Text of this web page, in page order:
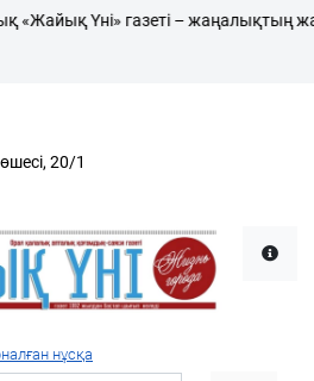
Үні» газеті – жаңалықтың
20/1
нұсқа